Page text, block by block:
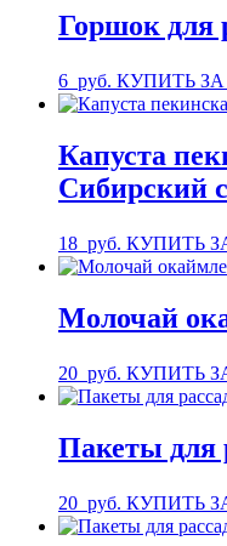
Горшок для
6 руб. КУПИТЬ ЗА
Капуста
Сибирский
18 руб. КУПИТЬ
Молочай
20 руб. КУПИТЬ
Пакеты для
20 руб. КУПИТЬ